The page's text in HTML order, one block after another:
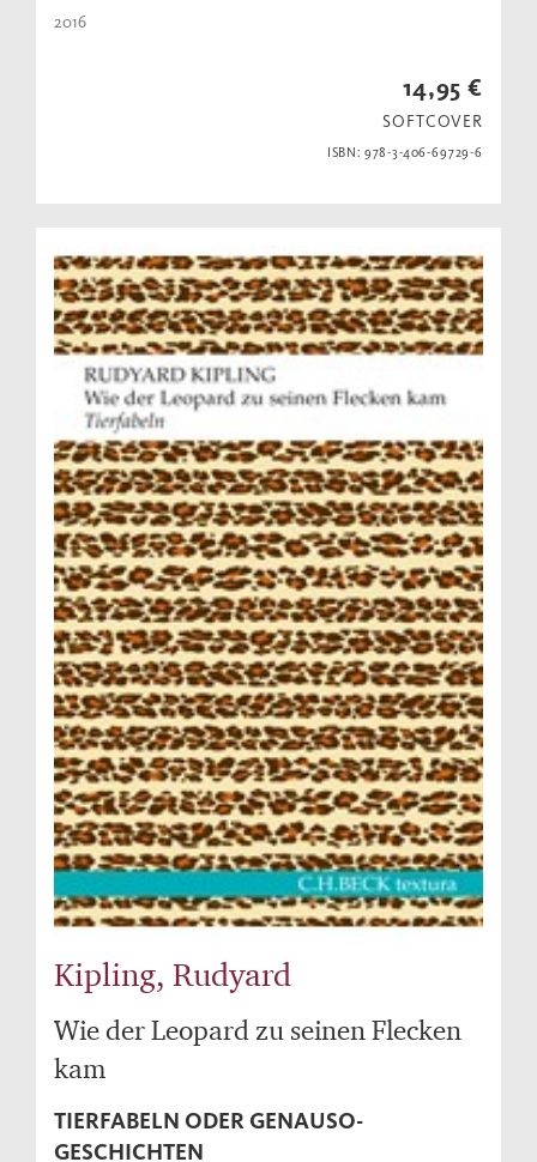
2016
14,95 €
SOFTCOVER
ISBN: 978-3-406-69729-6
Kipling, Rudyard
Wie der Leopard zu seinen Flecken
kam
TIERFABELN ODER GENAUSO-
GESCHICHTEN